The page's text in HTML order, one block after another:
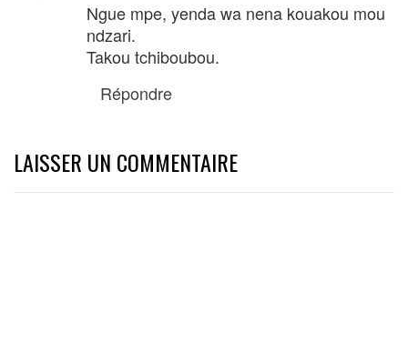
Ngue mpe, yenda wa nena kouakou mou
ndzari.
Takou tchiboubou.
Répondre
LAISSER UN COMMENTAIRE